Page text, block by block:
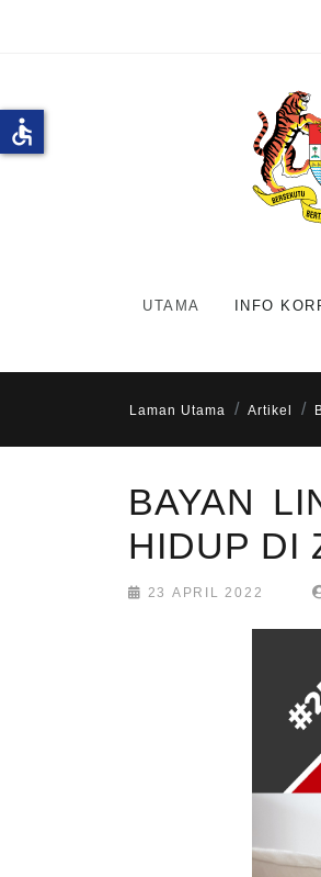
UTAMA INFO
Laman Utama Artikel
BAYAN
HIDUP DI
23 APRIL 2022
accessible